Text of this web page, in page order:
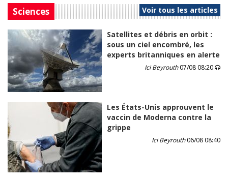
Sciences Voir tous les articles
Satellites et débris en orbit :
sous un ciel encombré, les
experts britanniques en alerte
Ici Beyrouth07/08 08:20
Les États-Unis approuvent le
vaccin de Moderna contre la
grippe
Ici Beyrouth06/08 08:40